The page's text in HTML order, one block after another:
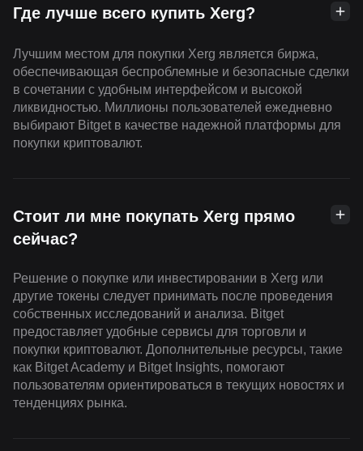
Где лучше всего купить Xerg?
Лучшим местом для покупки Xerg является биржа,
обеспечивающая беспроблемные и безопасные сделки
в сочетании с удобным интерфейсом и высокой
ликвидностью. Миллионы пользователей ежедневно
выбирают Bitget в качестве надежной платформы для
покупки криптовалют.
Стоит ли мне покупать Xerg прямо
сейчас?
Решение о покупке или инвестировании в Xerg или
другие токены следует принимать после проведения
собственных исследований и анализа. Bitget
предоставляет удобные сервисы для торговли и
покупки криптовалют. Дополнительные ресурсы, такие
как Bitget Academy и Bitget Insights, помогают
пользователям ориентироваться в текущих новостях и
тенденциях рынка.